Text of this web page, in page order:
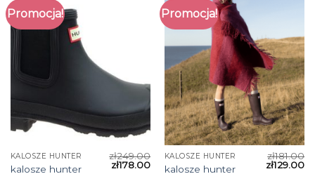
Promocja!
KALOSZE HUNTER
kalosze hunter
zł249.00
zł178.00
Promocja!
KALOSZE HUNTER
kalosze hunter
zł181.00
zł129.00